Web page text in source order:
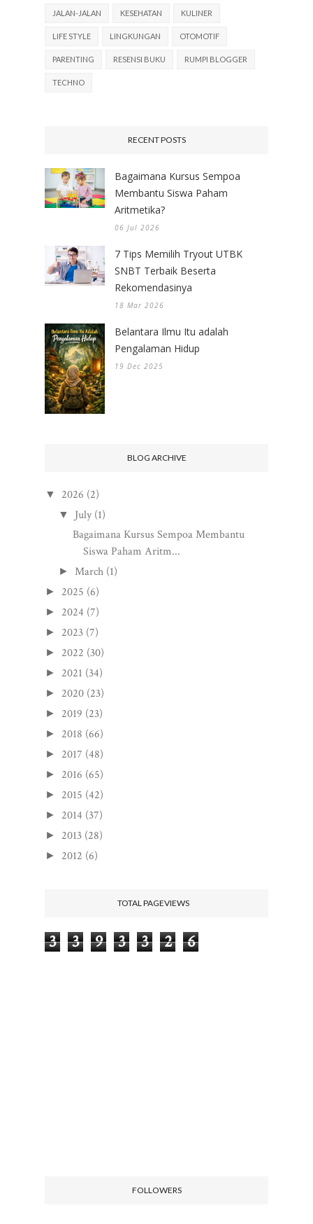
JALAN-JALAN KESEHATAN KULINER
LIFE STYLE LINGKUNGAN OTOMOTIF
PARENTING RESENSI BUKU RUMPI BLOGGER
TECHNO
RECENT POSTS
Bagaimana Kursus Sempoa
Membantu Siswa Paham
Aritmetika?
06 Jul 2026
7 Tips Memilih Tryout UTBK
SNBT Terbaik Beserta
Rekomendasinya
18 Mar 2026
Belantara Ilmu Itu adalah
Pengalaman Hidup
19 Dec 2025
BLOG ARCHIVE
▼ 2026 (2)
▼ July (1)
Bagaimana Kursus Sempoa Membantu
Siswa Paham Aritm...
► March (1)
► 2025 (6)
► 2024 (7)
► 2023 (7)
► 2022 (30)
► 2021 (34)
► 2020 (23)
► 2019 (23)
► 2018 (66)
► 2017 (48)
► 2016 (65)
► 2015 (42)
► 2014 (37)
► 2013 (28)
► 2012 (6)
TOTAL PAGEVIEWS
3 3 9 3 3 2 6
FOLLOWERS